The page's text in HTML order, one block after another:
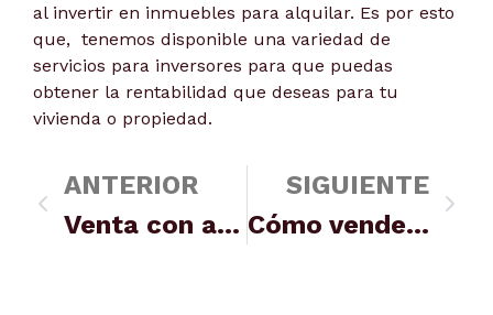
al invertir en inmuebles para alquilar. Es por esto
que, tenemos disponible una variedad de
servicios para inversores para que puedas
obtener la rentabilidad que deseas para tu
vivienda o propiedad.
ANTERIOR
Venta con alquiler vitalicio: guía completa para entender esta operación
SIGUIENTE
Cómo vender tu vivienda habitual y sacar la mayor rentabilidad